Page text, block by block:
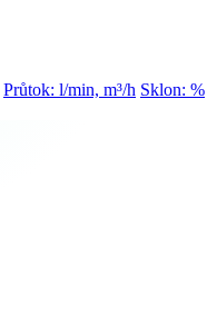
Průtok: l/min, m³/h Sklon: %